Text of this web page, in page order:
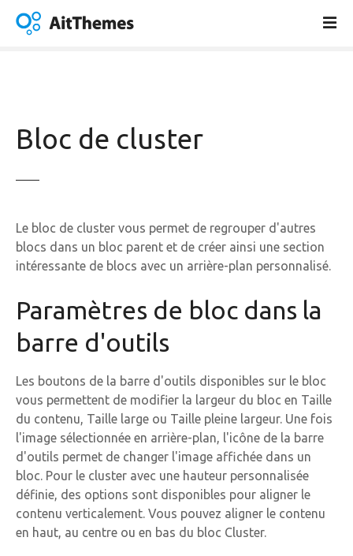
Bloc de cluster
Le bloc de cluster vous permet de regrouper d'autres
blocs dans un bloc parent et de créer ainsi une section
intéressante de blocs avec un arrière-plan personnalisé.
Paramètres de bloc dans la
barre d'outils
Les boutons de la barre d'outils disponibles sur le bloc
vous permettent de modifier la largeur du bloc en Taille
du contenu, Taille large ou Taille pleine largeur. Une fois
l'image sélectionnée en arrière-plan, l'icône de la barre
d'outils permet de changer l'image affichée dans un
bloc. Pour le cluster avec une hauteur personnalisée
définie, des options sont disponibles pour aligner le
contenu verticalement. Vous pouvez aligner le contenu
en haut, au centre ou en bas du bloc Cluster.